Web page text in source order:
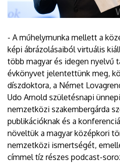
- A műhelymunka mellett a
képi ábrázolásaiból virtuális
több magyar és idegen nyelvű
évkönyvet jelentettünk meg,
díszdoktora, a Német
Udo Arnold születésnapi
nemzetközi szakembergárda
publikációknak és a
növeltük a magyar középkori
nemzetközi ismertségét,
címmel tíz részes podcast-